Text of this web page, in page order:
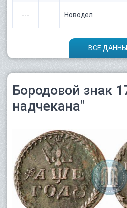
--- Новодел
ВСЕ
Бородовой знак
надчекана"